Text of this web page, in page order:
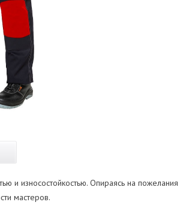
и износостойкостью. Опираясь на пожелания
мастеров.